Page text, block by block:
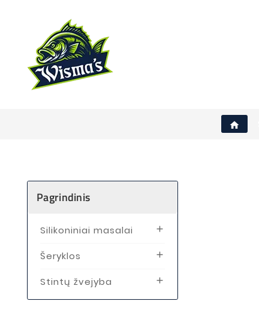
home
Pagrindinis
Silikoniniai masalai 
Šeryklos 
Stintų žvejyba 